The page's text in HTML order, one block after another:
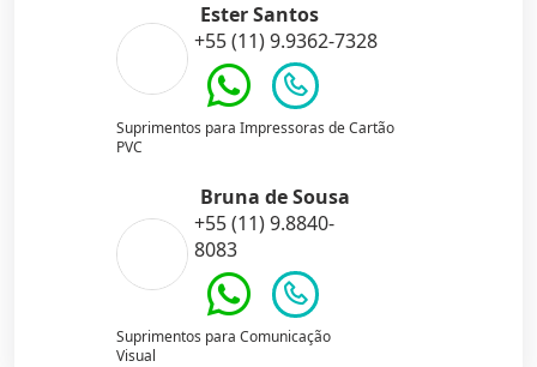
Ester Santos
+55 (11) 9.9362-7328
Suprimentos para Impressoras de Cartão
PVC
Bruna de Sousa
+55 (11) 9.8840-
8083
Suprimentos para Comunicação
Visual